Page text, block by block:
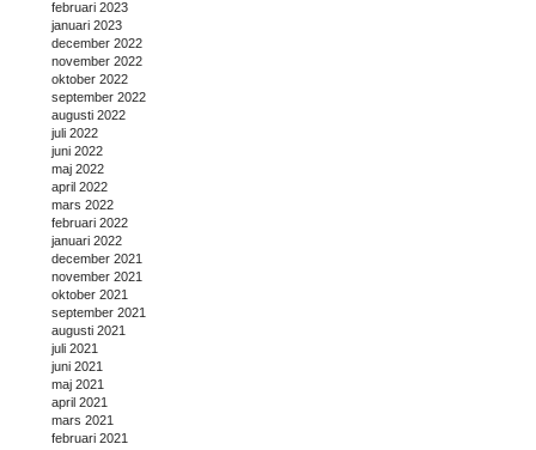
februari 2023
januari 2023
december 2022
november 2022
oktober 2022
september 2022
augusti 2022
juli 2022
juni 2022
maj 2022
april 2022
mars 2022
februari 2022
januari 2022
december 2021
november 2021
oktober 2021
september 2021
augusti 2021
juli 2021
juni 2021
maj 2021
april 2021
mars 2021
februari 2021